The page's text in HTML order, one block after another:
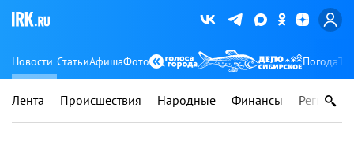
Новости СтатьиАфишаФото Погода
Лента Происшествия Народные Финансы Регионы